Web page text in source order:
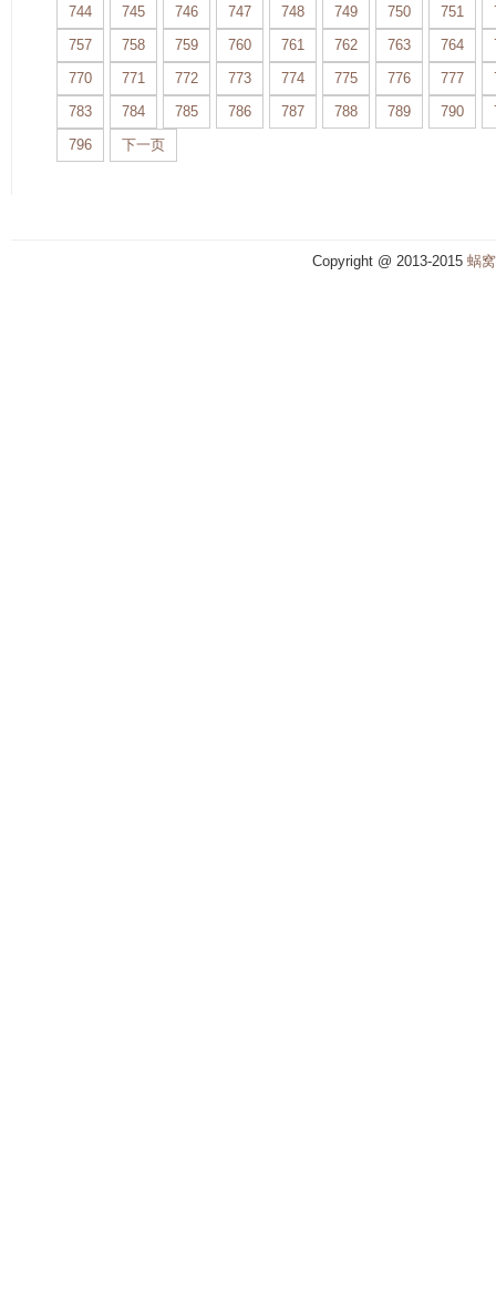
744
745 746 747 748 749 750 751
757
758 759 760 761 762 763 764
770
771 772 773 774 775 776 777
783
784 785 786 787 788 789 790
796
下一页
Copyright @ 2013-2015 蜗